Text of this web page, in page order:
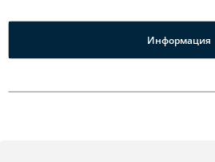
Информация